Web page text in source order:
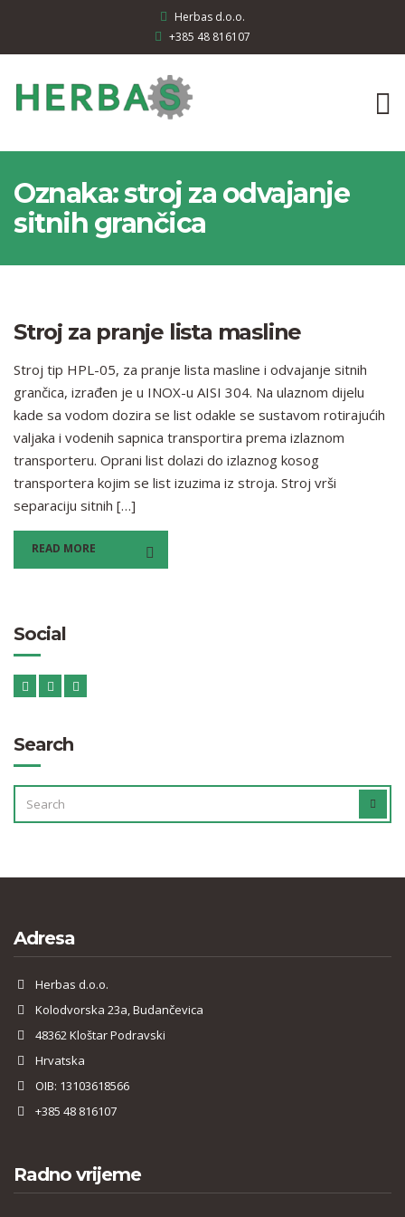
Herbas d.o.o.
+385 48 816107
Oznaka:stroj za odvajanje
sitnih grančica
Stroj za pranje lista masline
Stroj tip HPL-05, za pranje lista masline i odvajanje sitnih
grančica, izrađen je u INOX-u AISI 304. Na ulaznom dijelu
kade sa vodom dozira se list odakle se sustavom rotirajućih
valjaka i vodenih sapnica transportira prema izlaznom
transporteru. Oprani list dolazi do izlaznog kosog
transportera kojim se list izuzima iz stroja. Stroj vrši
separaciju sitnih […]
READ MORE
Social
Search
SEARCH
FOR:
Adresa
Herbas d.o.o.
Kolodvorska 23a, Budančevica
48362 Kloštar Podravski
Hrvatska
OIB: 13103618566
+385 48 816107
Radno vrijeme